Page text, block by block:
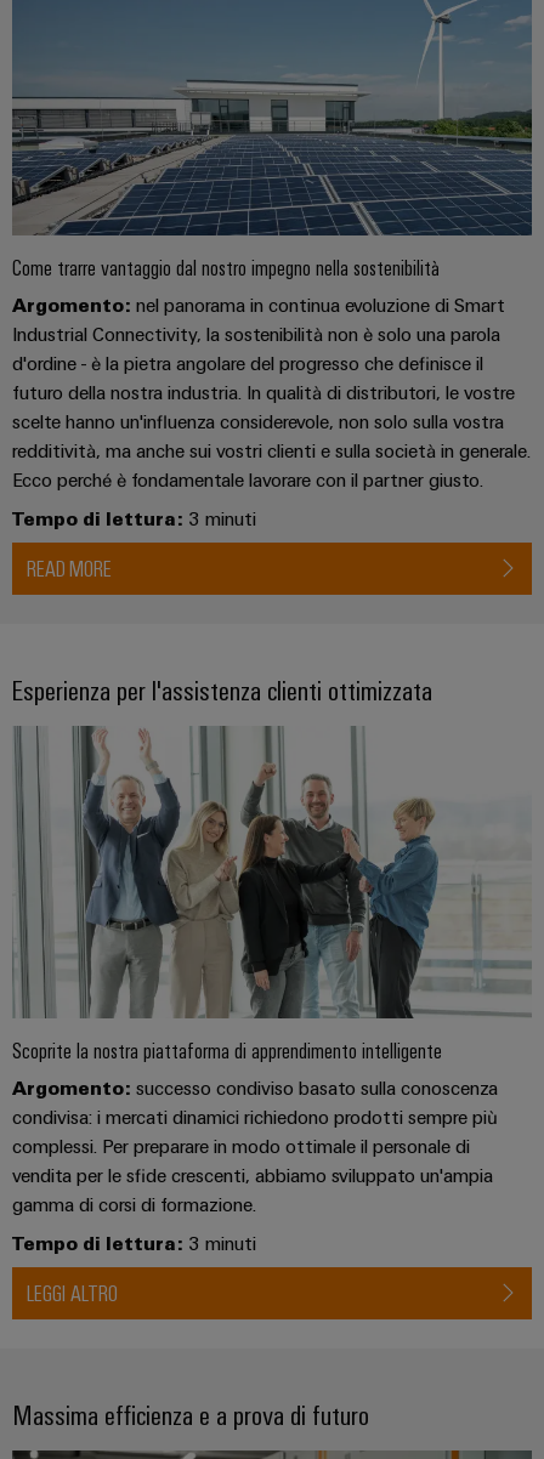
di
connettività
innovative
per
dispositivi
Energia
tradizionale
Il
futuro
per
la
produzione
energetica
comprovata
macchine
Soluzioni
per
i
vari
settori
dell’automazione
fabbrica
Oil
&
Gas
Garantire
sicurezza
funzionamento
con
soluzioni
rete
per
l'industria
di
processo
Fotovoltaico
l'energia
solare
per
il
delle
Automazione
industriale
IoT
industriale
Sicurezza
industriale
Piattaforma
dei
servizi
industriali
easyConnect
Power
Plant
Controller
Device
Manufacturer
Morsetti
per
circuito
stampato
e
connettori
PCB
Servizi
connettori
PCB
Produttore
di
apparecchiature
originali
(OEM)
misura
Alimentatori
Custodie
per
componenti
elettronici
Protezione
da
fulmini
e
sovratensioni
Combiner
box
per
Distributori
bus
di
campo
Automazione
e
software
Comandi
Sistemi
I/O
Industrial
Ethernet
Pannelli
touch
Strumenti
visualizzazione
ordinamento
digitali
eShop
Interfaccia
OCI
Interfaccia
EDI
ALL
SERVICES
Fiere
mondiali
ed
eventi
Come trarre vantaggio dal nostro impegno nella sostenibilità
Argomento: nel panorama in continua evoluzione di Smart
Industrial Connectivity, la sostenibilità non è solo una parola
d'ordine - è la pietra angolare del progresso che definisce il
futuro della nostra industria. In qualità di distributori, le vostre
scelte hanno un'influenza considerevole, non solo sulla vostra
redditività, ma anche sui vostri clienti e sulla società in generale.
Ecco perché è fondamentale lavorare con il partner giusto.
Tempo di lettura: 3 minuti
READ MORE
Esperienza per l'assistenza clienti ottimizzata
Scoprite la nostra piattaforma di apprendimento intelligente
Argomento: successo condiviso basato sulla conoscenza
condivisa: i mercati dinamici richiedono prodotti sempre più
complessi. Per preparare in modo ottimale il personale di
vendita per le sfide crescenti, abbiamo sviluppato un'ampia
gamma di corsi di formazione.
Tempo di lettura: 3 minuti
LEGGI ALTRO
Massima efficienza e a prova di futuro